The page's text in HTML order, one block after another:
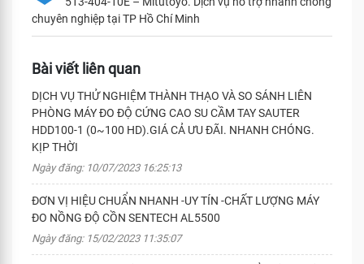
chuyên nghiệp tại TP Hồ Chí Minh
Bài viết liên quan
DỊCH VỤ THỬ NGHIỆM THÀNH THẠO VÀ SO SÁNH LIÊN
PHÒNG MÁY ĐO ĐỘ CỨNG CAO SU CẦM TAY SAUTER
HDD100-1 (0~100 HD).GIÁ CẢ ƯU ĐÃI. NHANH CHÓNG.
KỊP THỜI
Ngày đăng: 10/07/2023 16:25:13
ĐƠN VỊ HIỆU CHUẨN NHANH -UY TÍN -CHẤT LƯỢNG MÁY
ĐO NỒNG ĐỘ CỒN SENTECH AL5500
Ngày đăng: 15/02/2023 11:35:07